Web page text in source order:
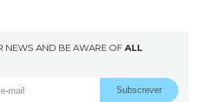
NEWS AND BE AWARE OFALL